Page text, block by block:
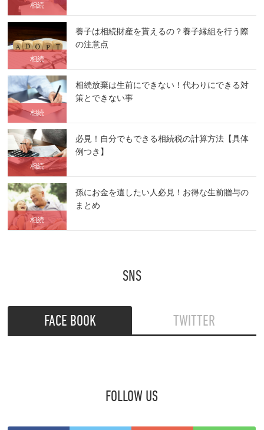
相続
相続
養子は相続財産を貰えるの？養子縁組を行う際
の注意点
相続
相続放棄は生前にできない！代わりにできる対
策とできない事
相続
必見！自分でもできる相続税の計算方法【具体
例つき】
相続
孫にお金を遺したい人必見！お得な生前贈与の
まとめ
SNS
FACE BOOK TWITTER
FOLLOW US